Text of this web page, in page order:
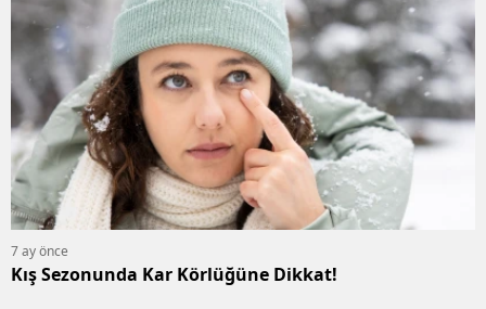
7 ay önce
Kış Sezonunda Kar Körlüğüne Dikkat!